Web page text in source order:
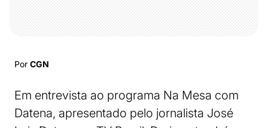
Por CGN
Em entrevista ao programa Na Mesa com
Datena, apresentado pelo jornalista José